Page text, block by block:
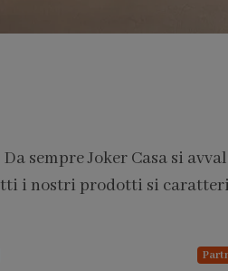
Da sempre Joker Casa si
i nostri prodotti si